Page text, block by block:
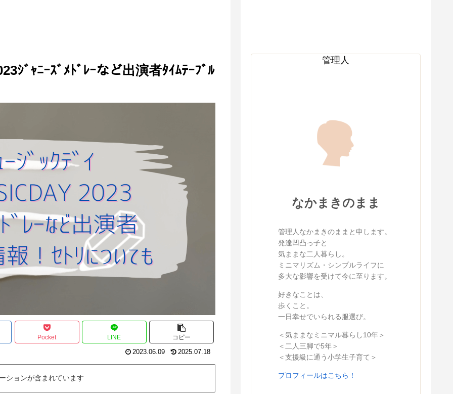
ｼﾞｬﾆｰｽﾞﾒﾄﾞﾚｰなど出演者ﾀｲﾑﾃｰﾌﾞﾙ
Pocket LINE コピー
2023.06.09 2025.07.18
ションが含まれています
管理人
なかまきのまま
管理人なかまきのままと申します。
発達凹凸っ子と
気ままな二人暮らし。
ミニマリズム・シンプルライフに
多大な影響を受けて今に至ります。
好きなことは、
歩くこと。
一日幸せでいられる服選び。
＜気ままなミニマル暮らし10年＞
＜二人三脚で5年＞
＜支援級に通う小学生子育て＞
プロフィールはこちら！